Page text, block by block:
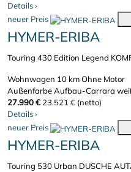
Details›
neuer Preis
HYMER-ERIBA
Touring 430 Edition Legend
Wohnwagen 10 kmOhne Motor
Außenfarbe Aufbau-Carrara
27.990 € 23.521 € (netto)
Details›
neuer Preis
HYMER-ERIBA
Touring 530 Urban DUSCHE